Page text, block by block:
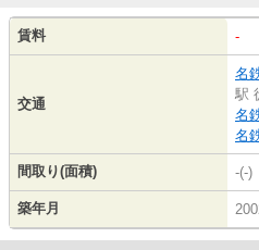
賃料 -
交通
名
駅
名
名
間取り(面積) -(-)
築年月